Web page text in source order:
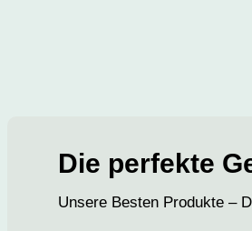
Die perfekte
Unsere Besten Produkte –